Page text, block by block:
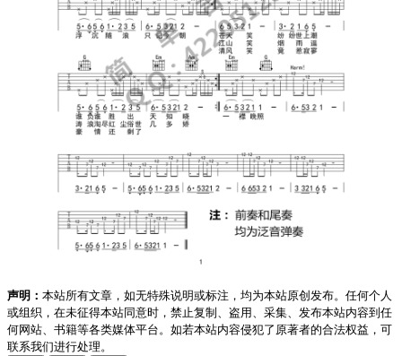
声明： 本站所有文章，如无特殊说明或标注，均为本站原创发布。任何个人
或组织，在未征得本站同意时，禁止复制、盗用、采集、发布本站内容到任
何网站、书籍等各类媒体平台。如若本站内容侵犯了原著者的合法权益，可
联系我们进行处理。